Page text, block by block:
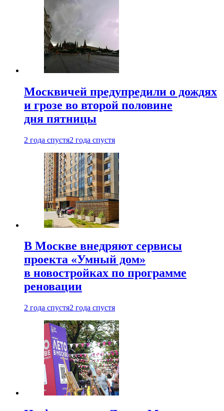
Москвичей предупредили о дождях
и грозе во второй половине
дня пятницы
2 года спустя2 года спустя
В Москве внедряют сервисы
проекта «Умный дом»
в новостройках по программе
реновации
2 года спустя2 года спустя